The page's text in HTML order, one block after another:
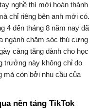
nghề thì mới hoàn thành
chỉ riêng bên anh mới có.
4 đến tháng 8 năm nay đã
ngành chăm sóc thú cưng
càng tăng dành cho học
trưởng này không chỉ do
mà còn bởi nhu cầu của
nền tảng TikTok